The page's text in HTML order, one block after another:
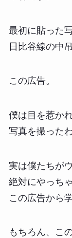
最初に貼った
日比谷線の中
この広告。
僕は目を惹か
写真を撮った
実は僕たちが
絶対にやっち
この広告から
もちろん、こ